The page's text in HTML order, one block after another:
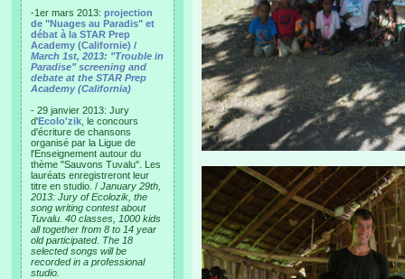
-1er mars 2013: projection
de "Nuages au Paradis" et
débat à la STAR Prep
Academy (Californie) /
March 1st, 2013: "Trouble in
Paradise" screening and
debate at the STAR Prep
Academy (California)
- 29 janvier 2013: Jury
d'Ecolo'zik , le concours
d'écriture de chansons
organisé par la Ligue de
l'Enseignement autour du
thème "Sauvons Tuvalu". Les
lauréats enregistreront leur
titre en studio. / January 29th,
2013: Jury of Ecolozik, the
song writing contest about
Tuvalu. 40 classes, 1000 kids
all together from 8 to 14 year
old participated. The 18
selected songs will be
recorded in a professional
studio.